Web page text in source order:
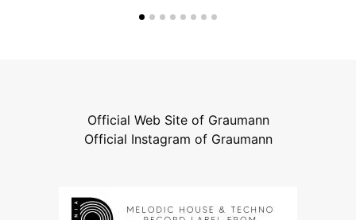
Official Web Site of Graumann
Official Instagram of Graumann